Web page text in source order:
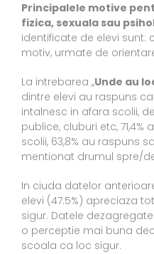
Principalele motive
fizica, sexuala sau
identificate de elevi sunt:
motiv, urmate de
La intrebarea ,,Unde au
dintre elevi au raspuns
intalnesc in afara scolii,
publice, cluburi etc,
scolii, 63,8% au raspuns
mentionat drumul spre/
In ciuda datelor
elevi (47.5%) apreciaza
sigur. Datele
o perceptie mai buna
scoala ca loc sigur.